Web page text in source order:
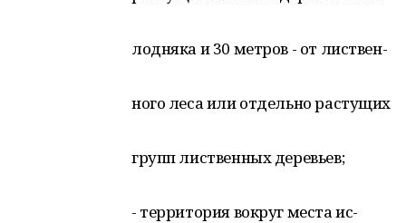
лодняка и 30 метров - от листвен-
ного леса или отдельно растущих
групп лиственных деревьев;
- территория вокруг места ис-